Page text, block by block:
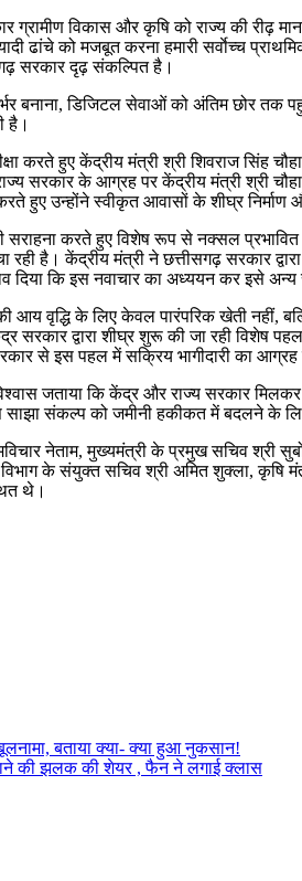
विकास और कृषि को राज्य की रीढ़
ढांचे को मजबूत करना हमारी सर्वाेच्च
सरकार दृढ़ संकल्पित है।
बनाना, डिजिटल सेवाओं को अंतिम छोर
है।
करते हुए केंद्रीय मंत्री श्री शिवराज सिंह
सरकार के आग्रह पर केंद्रीय मंत्री श्री
हुए उन्होंने स्वीकृत आवासों के शीघ्र
करते हुए विशेष रूप से नक्सल प्रभावित
है। केंद्रीय मंत्री ने छत्तीसगढ़ सरकार
कि इस नवाचार का अध्ययन कर इसे अन्य
आय वृद्धि के लिए केवल पारंपरिक खेती नहीं,
द्वारा शीघ्र शुरू की जा रही विशेष पहल
से इस पहल में सक्रिय भागीदारी का आग्रह
जताया कि केंद्र और राज्य सरकार
साझा संकल्प को जमीनी हकीकत में बदलने के
नेताम, मुख्यमंत्री के प्रमुख सचिव श्री
के संयुक्त सचिव श्री अमित शुक्ला, कृषि
थे।
बताया क्या- क्या हुआ नुकसान!
की झलक की शेयर , फैन ने लगाई क्लास